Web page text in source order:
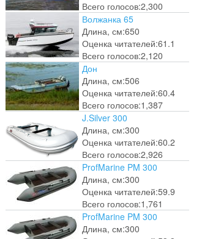
Всего голосов:2,300
Волжанка 65
Длина, см:650
Оценка читателей:61.1
Всего голосов:2,120
Дон
Длина, см:506
Оценка читателей:60.4
Всего голосов:1,387
J.Silver 300
Длина, см:300
Оценка читателей:60.2
Всего голосов:2,926
ProfMarine PM 300
Длина, см:300
Оценка читателей:59.9
Всего голосов:1,761
ProfMarine PM 300
Длина, см:300